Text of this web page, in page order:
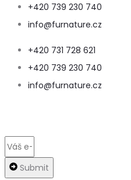
+420 739 230 740
info@furnature.cz
+420 731 728 621
+420 739 230 740
info@furnature.cz
Submit